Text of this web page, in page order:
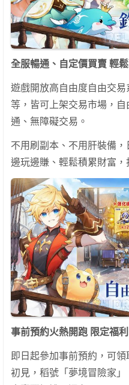
全服暢通、自定價買賣 輕
遊戲開放高自由度自由交
等，皆可上架交易市場，
通、無障礙交易。
不用刷副本、不用肝裝備，
邊玩邊賺、輕鬆積累財富，
事前預約火熱開跑 限定福
即日起參加事前預約，可
初見，稻號「夢境冒險家